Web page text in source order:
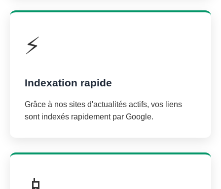
⚡
Indexation rapide
Grâce à nos sites d'actualités actifs, vos liens
sont indexés rapidement par Google.